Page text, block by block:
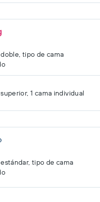
tipo de cama
1 cama individual
tipo de cama